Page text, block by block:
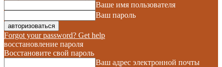
Ваше имя пользователя
Ваш пароль
Forgot your password? Get help
восстановление пароля
Восстановите свой пароль
Ваш адрес электронной почты